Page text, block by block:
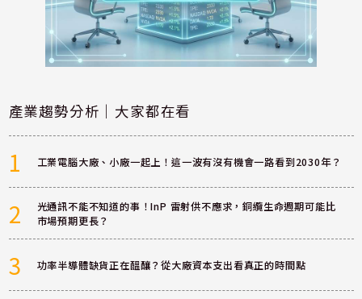
產業趨勢分析｜大家都在看
1 工業電腦大廠、小廠一起上！這一波有沒有機會一路看到2030年？
2
光通訊不能不知道的事！InP 雷射供不應求，銅纜生命週期可能比
市場預期更長？
3 功率半導體缺貨正在醞釀？從大廠資本支出看真正的時間點